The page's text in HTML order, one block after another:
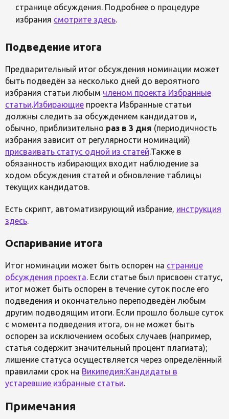
странице обсуждения. Подробнее о процедуре
избрания смотрите здесь.
Подведение итога
Предварительный итог обсуждения номинации может
быть подведён за несколько дней до вероятного
избрания статьи любым членом проекта Избранные
статьи.Избирающие проекта Избранные статьи
должны следить за обсуждением кандидатов и,
обычно, приблизительно раз в 3 дня (периодичность
избрания зависит от регулярности номинаций)
присваивать статус одной из статей.Также в
обязанность избирающих входит наблюдение за
ходом обсуждения статей и обновление таблицы
текущих кандидатов.
Есть скрипт, автоматизирующий избрание, инструкция
здесь.
Оспаривание итога
Итог номинации может быть оспорен на странице
обсуждения проекта. Если статье был присвоен статус,
итог может быть оспорен в течение суток после его
подведения и окончательно переподведён любым
другим подводящим итоги. Если прошло больше суток
с момента подведения итога, он не может быть
оспорен за исключением особых случаев (например,
статья содержит значительный процент плагиата);
лишение статуса осуществляется через определённый
правилами срок на Википедия:Кандидаты в
устаревшие избранные статьи.
Примечания